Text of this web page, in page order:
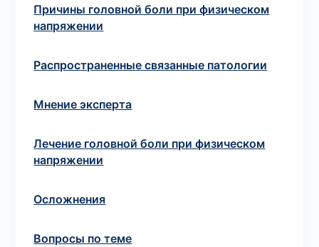
Причины головной боли при физическом
напряжении
Распространенные связанные патологии
Мнение эксперта
Лечение головной боли при физическом
напряжении
Осложнения
Вопросы по теме
Если вы не знаете, какие анализы вам
необходимы,
своевременного обновления размещённого на сайте
сроки выполнения исследований по телефонам,